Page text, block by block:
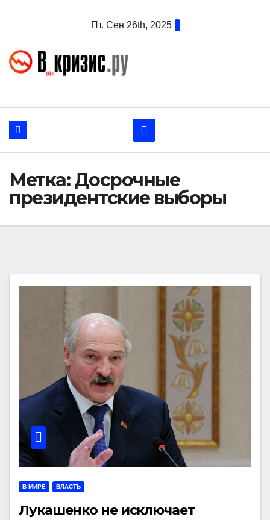
Пт. Сен 26th, 2025
Метка:Досрочные
президентские выборы
В МИРЕ ВЛАСТЬ
Лукашенко не исключает